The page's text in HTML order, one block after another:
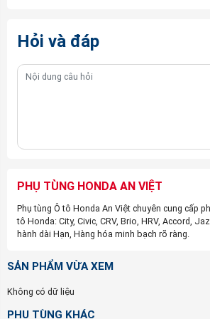
các bạn yên tâm về tất cả vấn đề
đặt chữ “Tín” lên hàng đầu, và với đội
doanh có kinh nghiệm chuyên sâu về
chắn sẽ giúp bạn tìm được đúng
2022 hàng chính hãng và hàng nhái:
Bao bì: sản phẩm được đựng
chuẩn của Hondao. Motors
Đường nét sản phẩm sắc sảo,
nhựa thừa, không trầy xước.
Hỏi và đáp
PHỤ TÙNG HONDA AN VIỆT
Phụ tùng Ô tô Honda An Việt chuyên cung cấp
tô Honda: City, Civic, CRV, Brio, HRV, Accord,
hành dài Hạn, Hàng hóa minh bạch rõ ràng.
SẢN PHẨM VỪA XEM
Không có dữ liệu
PHỤ TÙNG KHÁC